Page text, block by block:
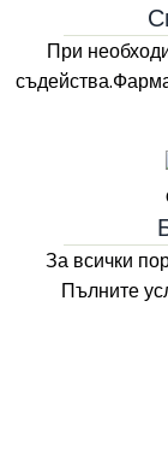
При
За всички
Пълните